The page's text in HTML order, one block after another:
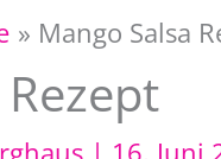
Mango Salsa